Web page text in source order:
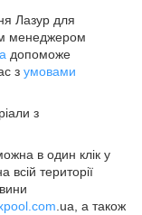
Лазур для
менеджером
допоможе
з умовами
з
в один клік у
всій території
.ua, а також